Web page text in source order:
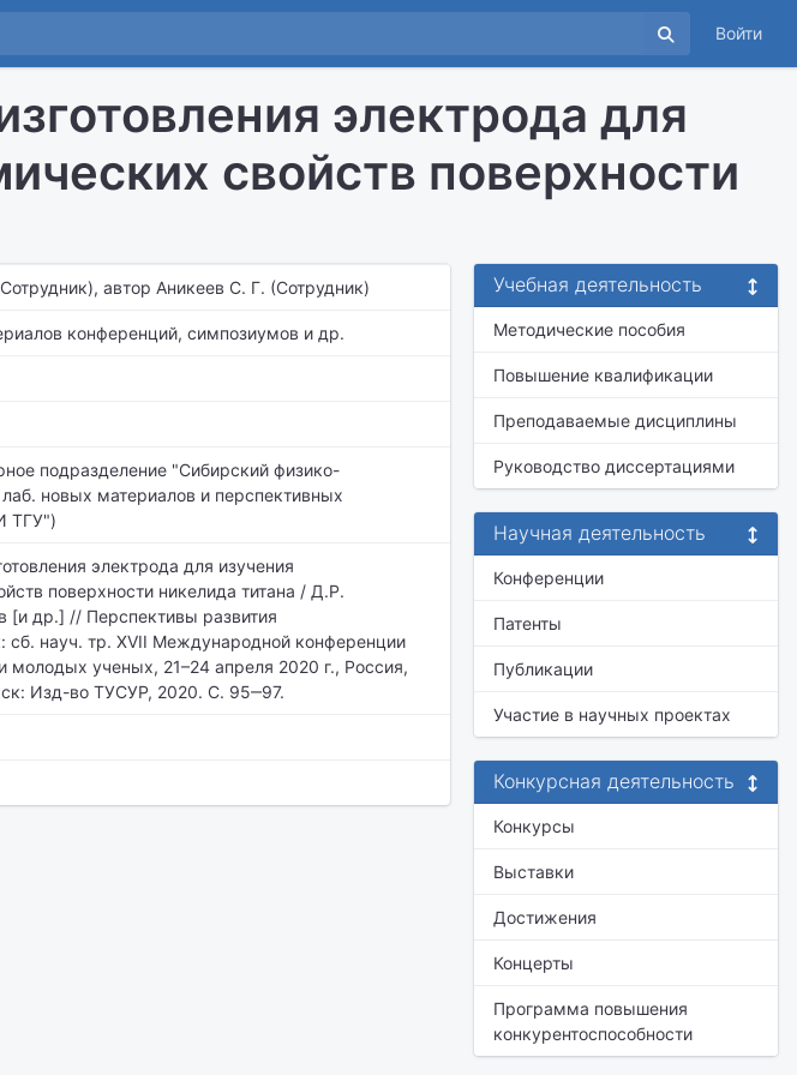
Войти
электрода для
свойств поверхности
автор Аникеев С. Г. (Сотрудник)
конференций, симпозиумов и др.
подразделение "Сибирский физико-
лаб. новых материалов и перспективных
ТГУ")
электрода для изучения
поверхности никелида титана / Д.Р.
[и др.] // Перспективы развития
сб. науч. тр. XVII Международной конференции
молодых ученых, 21–24 апреля 2020 г., Россия,
Изд-во ТУСУР, 2020. С. 95‒97.
Учебная деятельность
Методические пособия
Повышение квалификации
Преподаваемые дисциплины
Руководство диссертациями
Научная деятельность
Конференции
Патенты
Публикации
Участие в научных проектах
Конкурсная деятельность
Конкурсы
Выставки
Достижения
Концерты
Программа повышения
конкурентоспособности